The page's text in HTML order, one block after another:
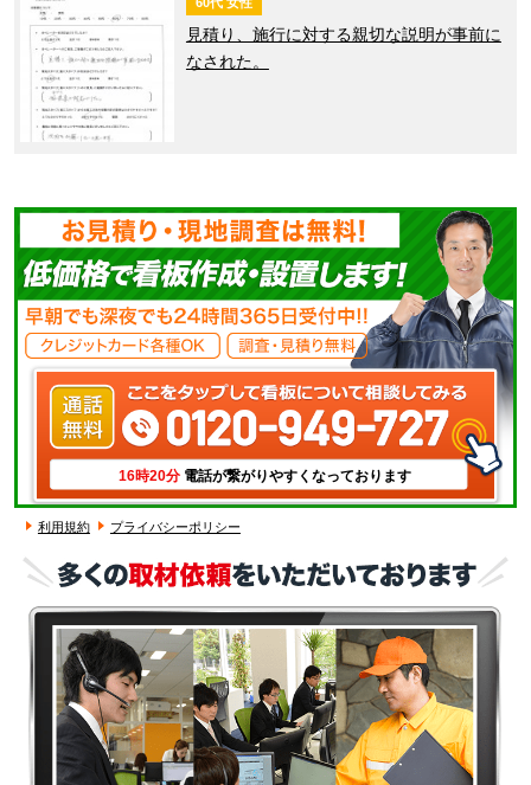
見積り、施行に対する親切な説明が事前に
なされた。
16時20分 電話が繋がりやすくなっております
利用規約 プライバシーポリシー